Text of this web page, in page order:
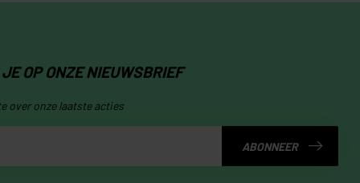
OP ONZE NIEUWSBRIEF
over onze laatste acties
ABONNEER